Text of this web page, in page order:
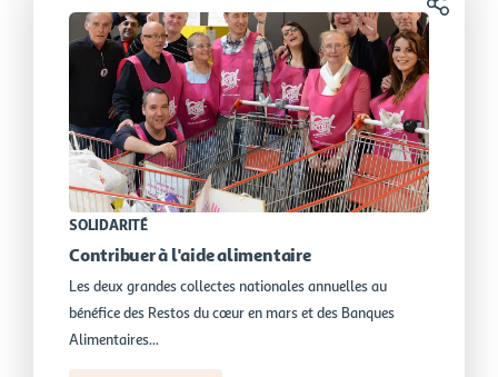
Partager
SOLIDARITÉ
Contribuer à l'aide alimentaire
Les deux grandes collectes nationales annuelles au
bénéfice des Restos du cœur en mars et des Banques
Alimentaires...